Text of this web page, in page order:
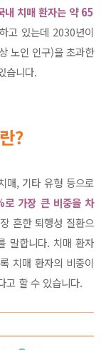
내 치매 환자는 약 65
하고 있는데 2030년이
노인 인구)을 초과한
습니다.
?
매, 기타 유형 등으로
가장 큰 비중을 차
흔한 퇴행성 질환으
말합니다. 치매 환자
치매 환자의 비중이
고 할 수 있습니다.